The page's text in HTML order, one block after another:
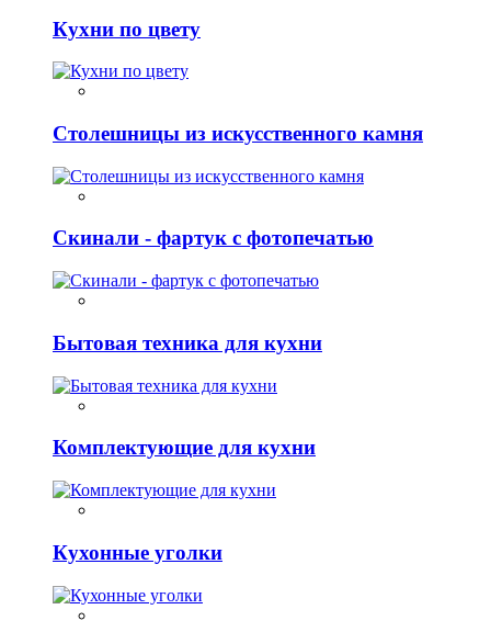
Кухни по цвету
Столешницы из искусственного камня
Скинали - фартук с фотопечатью
Бытовая техника для кухни
Комплектующие для кухни
Кухонные уголки